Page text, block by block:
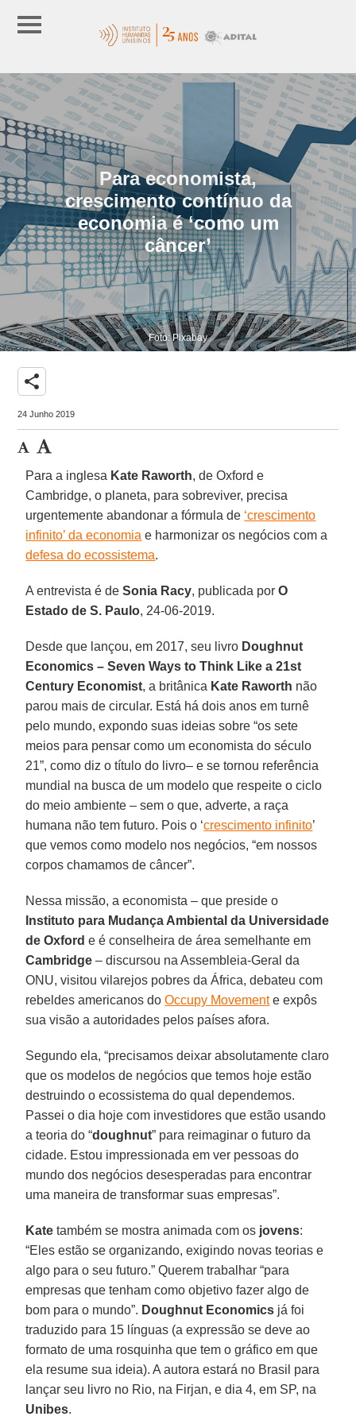
Para economista,
crescimento contínuo da
economia é ‘como um
câncer’
Foto: Pixabay
share
24 Junho 2019
Para a inglesa Kate Raworth, de Oxford e
Cambridge, o planeta, para sobreviver, precisa
urgentemente abandonar a fórmula de ‘crescimento
infinito’ da economia e harmonizar os negócios com a
defesa do ecossistema.
A entrevista é deSonia Racy, publicada porO
Estado de S. Paulo, 24-06-2019.
Desde que lançou, em 2017, seu livro Doughnut
Economics – Seven Ways to Think Like a 21st
Century Economist, a britânica Kate Raworth não
parou mais de circular. Está há dois anos em turnê
pelo mundo, expondo suas ideias sobre “os sete
meios para pensar como um economista do século
21”, como diz o título do livro– e se tornou referência
mundial na busca de um modelo que respeite o ciclo
do meio ambiente – sem o que, adverte, a raça
humana não tem futuro. Pois o ‘crescimento infinito’
que vemos como modelo nos negócios, “em nossos
corpos chamamos de câncer”.
Nessa missão, a economista – que preside o
Instituto para Mudança Ambiental da Universidade
de Oxford e é conselheira de área semelhante em
Cambridge – discursou na Assembleia-Geral da
ONU, visitou vilarejos pobres da África, debateu com
rebeldes americanos doOccupy Movemente expôs
sua visão a autoridades pelos países afora.
Segundo ela, “precisamos deixar absolutamente claro
que os modelos de negócios que temos hoje estão
destruindo o ecossistema do qual dependemos.
Passei o dia hoje com investidores que estão usando
a teoria do “doughnut” para reimaginar o futuro da
cidade. Estou impressionada em ver pessoas do
mundo dos negócios desesperadas para encontrar
uma maneira de transformar suas empresas”.
Kate também se mostra animada com os jovens:
“Eles estão se organizando, exigindo novas teorias e
algo para o seu futuro.” Querem trabalhar “para
empresas que tenham como objetivo fazer algo de
bom para o mundo”. Doughnut Economics já foi
traduzido para 15 línguas (a expressão se deve ao
formato de uma rosquinha que tem o gráfico em que
ela resume sua ideia). A autora estará no Brasil para
lançar seu livro no Rio, na Firjan, e dia 4, em SP, na
Unibes.